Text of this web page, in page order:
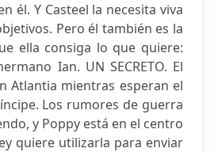
él. Y Casteel la necesita viva
Pero él también es la
ella consiga lo que quiere:
Ian. UN SECRETO. El
Atlantia mientras esperan el
Los rumores de guerra
y Poppy está en el centro
quiere utilizarla para enviar